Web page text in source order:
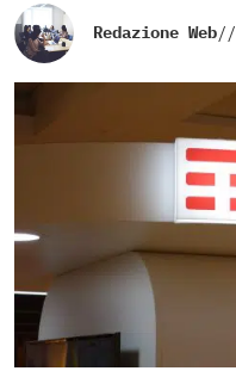
Redazione Web//